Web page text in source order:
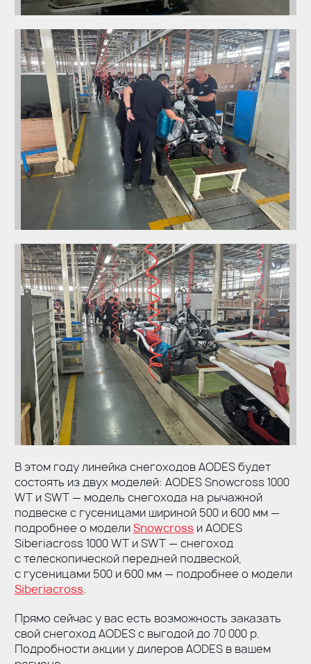
В этом году линейка снегоходов AODES будет
состоять из двух моделей: AODES Snowcross 1000
WT и SWT — модель снегохода на рычажной
подвеске с гусеницами шириной 500 и 600 мм —
подробнее о моделиSnowcrossи AODES
Siberiacross 1000 WT и SWT — снегоход
с телескопической передней подвеской,
с гусеницами 500 и 600 мм — подробнее о модели
Siberiacross.
Прямо сейчас у вас есть возможность заказать
свой снегоход AODES с выгодой до 70 000 р.
Подробности акции у дилеров AODES в вашем